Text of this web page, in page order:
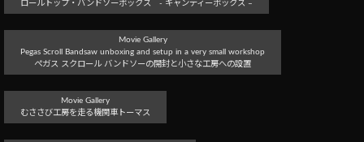
ロールトップ・バンドソーボックス - キャンディーボックス –
Movie Gallery
Pegas Scroll Bandsaw unboxing and setup in a very small workshop
ぺガス スクロール バンドソーの開封と小さな工房への設置
Movie Gallery
むささび工房を走る機関車トーマス